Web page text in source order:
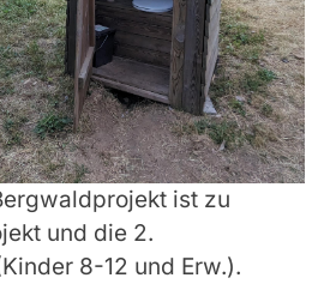
ist zu
und die 2.
8-12 und Erw.).